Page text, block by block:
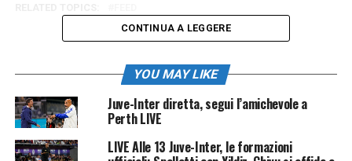
CONTINUA A LEGGERE
YOU MAY LIKE
Juve-Inter diretta, segui l’amichevole a
Perth LIVE
LIVE Alle 13 Juve-Inter, le formazioni